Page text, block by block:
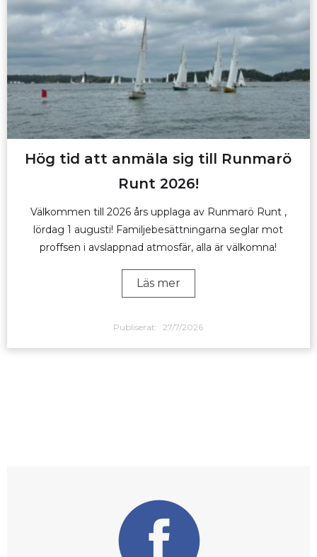
Hög tid att anmäla sig till Runmarö
Runt 2026!
Välkommen till 2026 års upplaga av Runmarö Runt ,
lördag 1 augusti! Familjebesättningarna seglar mot
proffsen i avslappnad atmosfär, alla är välkomna!
Läs mer
Publiserat: 27/7/2026